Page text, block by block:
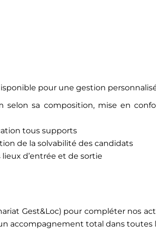
pour une gestion
selon sa composition, mise en
tous supports
de la solvabilité des candidats
d’entrée et de sortie
Gest&Loc) pour compléter nos
accompagnement total dans toutes